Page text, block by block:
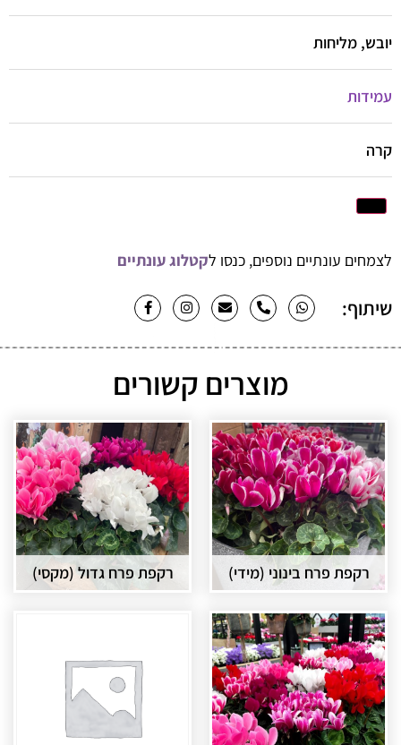
יובש, מליחות
עמידות
קרה
לצמחים עונתיים נוספים, כנסו לקטלוג עונתיים
שיתוף:
מוצרים קשורים
רקפת פרח בינוני (מידי) רקפת פרח גדול (מקסי)